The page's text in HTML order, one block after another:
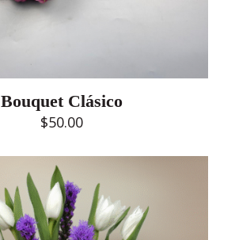
Bouquet Clásico
$50.00